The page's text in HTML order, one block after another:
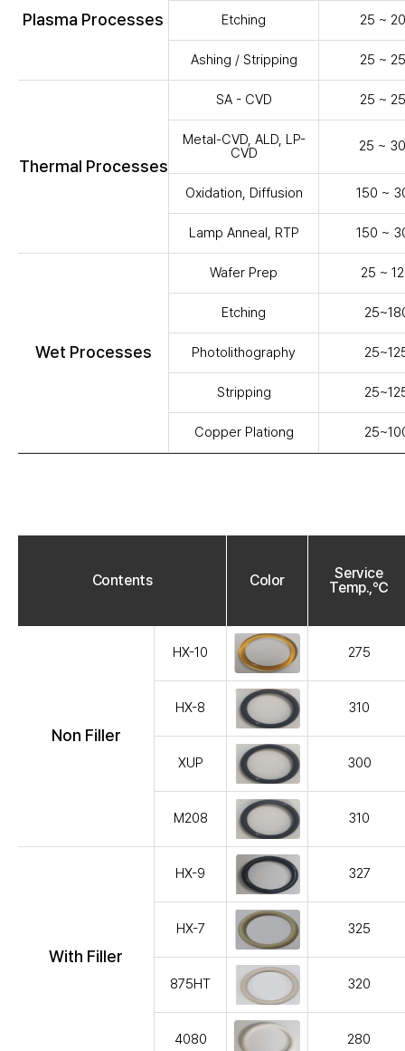
Plasma Processes Etching 25 ~
Ashing / Stripping 25 ~
Thermal Processes
SA - CVD 25 ~
Metal-CVD, ALD, LP-
CVD
25 ~
Oxidation, Diffusion 150 ~
Lamp Anneal, RTP 150 ~
Wet Processes
Wafer Prep 25 ~
Etching
Photolithography
Stripping
Copper Plationg
Contents Color
Service
Temp.,℃
Non Filler
HX-10 275
HX-8 310
XUP 300
M208 310
With Filler
HX-9 327
HX-7 325
875HT 320
4080 280